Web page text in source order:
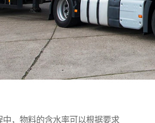
，物料的含水率可以根据要求